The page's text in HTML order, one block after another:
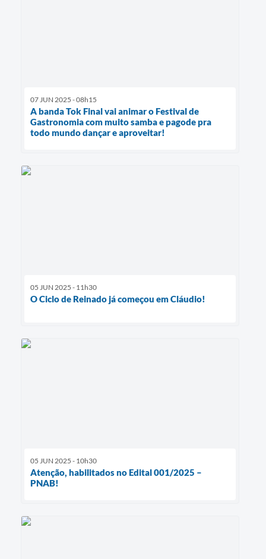
07 JUN 2025 - 08h15
A banda Tok Final vai animar o Festival de
Gastronomia com muito samba e pagode pra
todo mundo dançar e aproveitar!
05 JUN 2025 - 11h30
O Ciclo de Reinado já começou em Cláudio!
05 JUN 2025 - 10h30
Atenção, habilitados no Edital 001/2025 –
PNAB!